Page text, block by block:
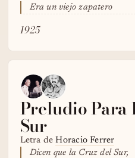
Era un viejo zapatero
1925
Preludio Para
Sur
Letra deHoracio Ferrer
Dicen que la Cruz del Sur,